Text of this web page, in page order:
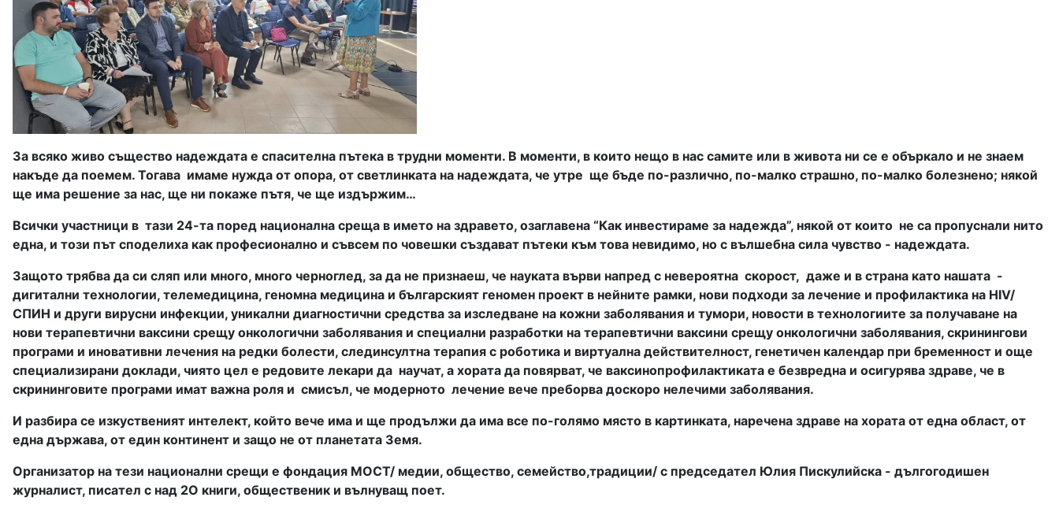
За всяко живо същество надеждата е спасителна пътека в трудни моменти. В моменти, в които нещо в нас самите или в живота ни се е объркало и не знаем
накъде да поемем. Тогава имаме нужда от опора, от светлинката на надеждата, че утре ще бъде по-различно, по-малко страшно, по-малко болезнено; някой
ще има решение за нас, ще ни покаже пътя, че ще издържим…
Всички участници в тази 24-та поред национална среща в името на здравето, озаглавена “Как инвестираме за надежда”, някой от които не са пропуснали нито
една, и този път споделиха как професионално и съвсем по човешки създават пътеки към това невидимо, но с вълшебна сила чувство - надеждата.
Защото трябва да си сляп или много, много черноглед, за да не признаеш, че науката върви напред с невероятна скорост, даже и в страна като нашата -
дигитални технологии, телемедицина, геномна медицина и българският геномен проект в нейните рамки, нови подходи за лечение и профилактика на HIV/
СПИН и други вирусни инфекции, уникални диагностични средства за изследване на кожни заболявания и тумори, новости в технологиите за получаване на
нови терапевтични ваксини срещу онкологични заболявания и специални разработки на терапевтични ваксини срещу онкологични заболявания, скринингови
програми и иновативни лечения на редки болести, слединсултна терапия с роботика и виртуална действителност, генетичен календар при бременност и още
специализирани доклади, чиято цел е редовите лекари да научат, а хората да повярват, че ваксинопрофилактиката е безвредна и осигурява здраве, че в
скрининговите програми имат важна роля и смисъл, че модерното лечение вече преборва доскоро нелечими заболявания.
И разбира се изкуственият интелект, който вече има и ще продължи да има все по-голямо място в картинката, наречена здраве на хората от една област, от
една държава, от един континент и защо не от планетата Земя.
Организатор на тези национални срещи е фондация МОСТ/ медии, общество, семейство,традиции/ с председател Юлия Пискулийска - дългогодишен
журналист, писател с над 2О книги, общественик и вълнуващ поет.